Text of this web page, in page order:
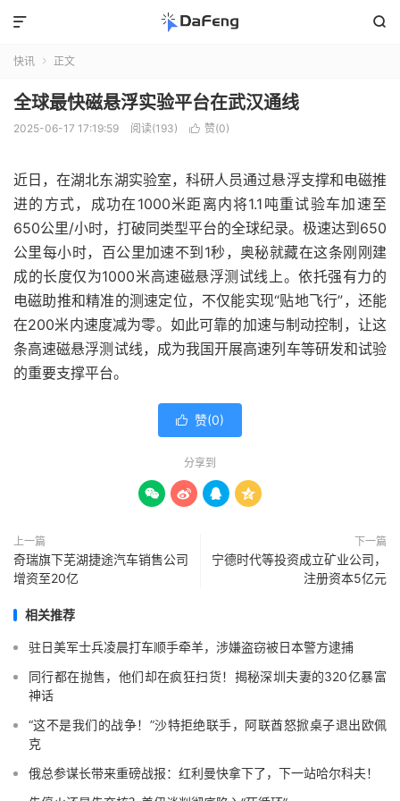


快讯  正文
全球最快磁悬浮实验平台在武汉通线
2025-06-17 17:19:59 阅读(193)  赞(0)
近日，在湖北东湖实验室，科研人员通过悬浮支撑和电磁推
进的方式，成功在1000米距离内将1.1吨重试验车加速至
650公里/小时，打破同类型平台的全球纪录。极速达到650
公里每小时，百公里加速不到1秒，奥秘就藏在这条刚刚建
成的长度仅为1000米高速磁悬浮测试线上。依托强有力的
电磁助推和精准的测速定位，不仅能实现“贴地飞行”，还能
在200米内速度减为零。如此可靠的加速与制动控制，让这
条高速磁悬浮测试线，成为我国开展高速列车等研发和试验
的重要支撑平台。
 赞(0)
分享到
   
上一篇
奇瑞旗下芜湖捷途汽车销售公司
增资至20亿
下一篇
宁德时代等投资成立矿业公司，
注册资本5亿元
相关推荐
驻日美军士兵凌晨打车顺手牵羊，涉嫌盗窃被日本警方逮捕
同行都在抛售，他们却在疯狂扫货！揭秘深圳夫妻的320亿暴富
神话
“这不是我们的战争！”沙特拒绝联手，阿联酋怒掀桌子退出欧佩
克
俄总参谋长带来重磅战报：红利曼快拿下了，下一站哈尔科夫！